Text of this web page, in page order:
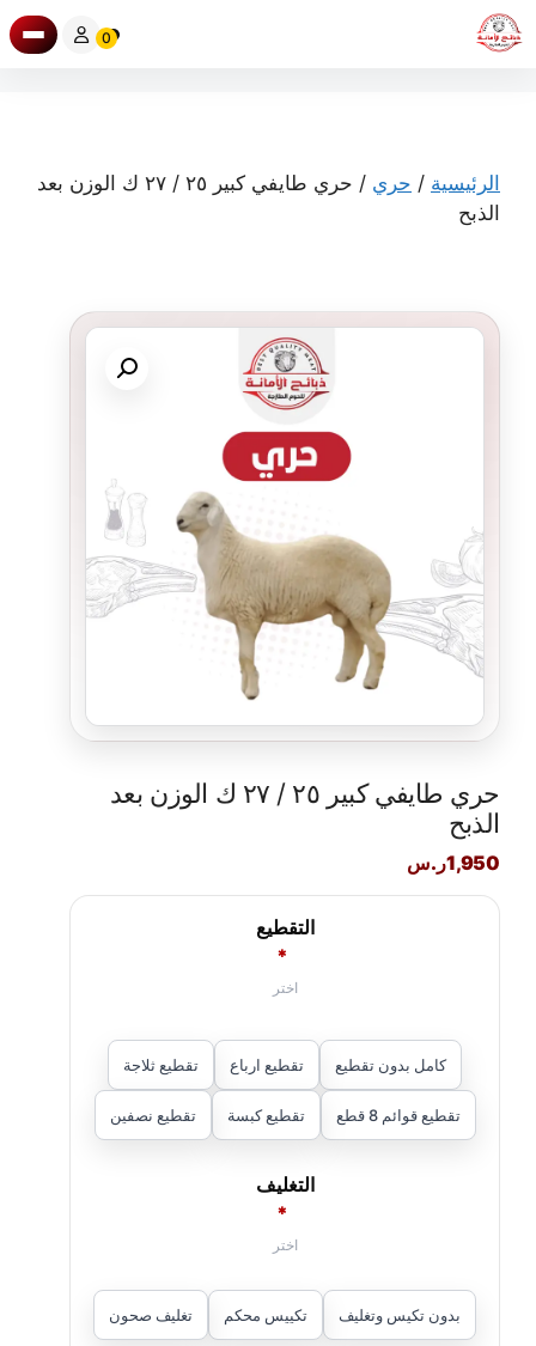
انتقل
إلى
0
الرئيسية / حري
/ حري طايفي كبير ٢٥ / ٢٧ ك الوزن بعد
الذبح
حري طايفي كبير ٢٥ / ٢٧ ك الوزن بعد
الذبح
1,950ر.س
التقطيع
*
كامل بدون تقطيع تقطيع ارباع تقطيع ثلاجة
تقطيع قوائم 8 قطع تقطيع كبسة تقطيع نصفين
التغليف
*
بدون تكيس وتغليف تكييس محكم تغليف صحون